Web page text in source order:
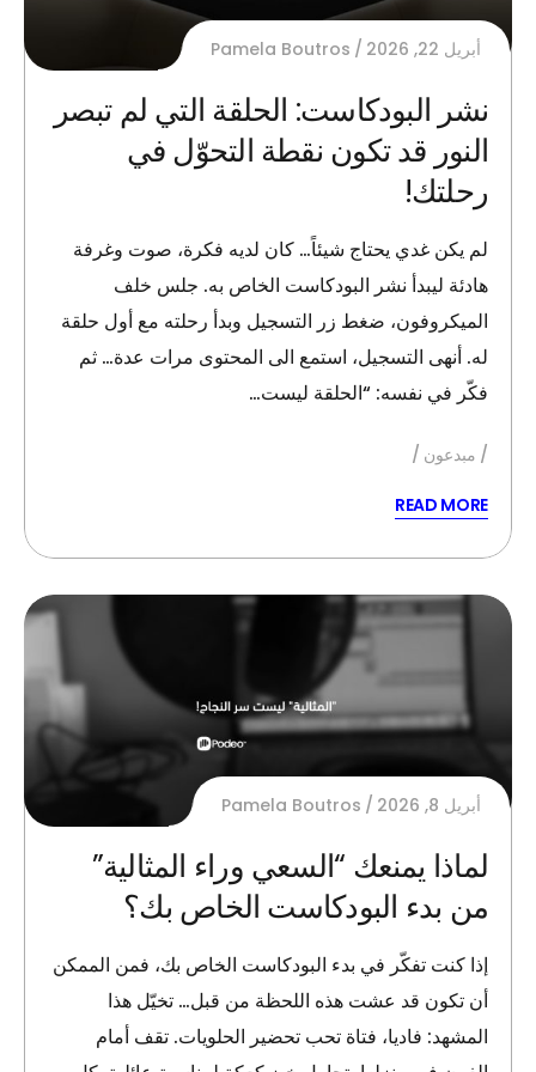
أبريل 22, 2026 Pamela Boutros
نشر البودكاست: الحلقة التي لم تبصر
النور قد تكون نقطة التحوّل في
رحلتك!
لم يكن غدي يحتاج شيئاً… كان لديه فكرة، صوت وغرفة
هادئة ليبدأ نشر البودكاست الخاص به. جلس خلف
الميكروفون، ضغط زر التسجيل وبدأ رحلته مع أول حلقة
له. أنهى التسجيل، استمع الى المحتوى مرات عدة… ثم
فكّر في نفسه: “الحلقة ليست…
مبدعون
READ MORE
أبريل 8, 2026 Pamela Boutros
لماذا يمنعك “السعي وراء المثالية”
من بدء البودكاست الخاص بك؟
إذا كنت تفكّر في بدء البودكاست الخاص بك، فمن الممكن
أن تكون قد عشت هذه اللحظة من قبل… تخيّل هذا
المشهد: فاديا، فتاة تحب تحضير الحلويات. تقف أمام